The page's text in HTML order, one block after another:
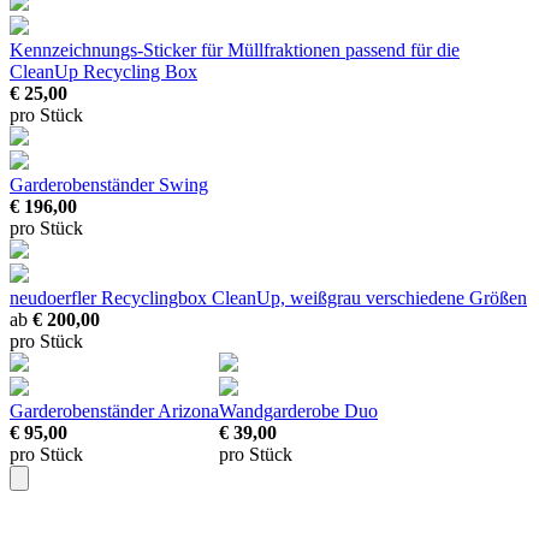
Kennzeichnungs-Sticker für Müllfraktionen passend für die
CleanUp Recycling Box
€ 25,00
pro Stück
Garderobenständer Swing
€ 196,00
pro Stück
neudoerfler Recyclingbox CleanUp, weißgrau verschiedene Größen
ab € 200,00
pro Stück
Garderobenständer Arizona
€ 95,00
pro Stück
Wandgarderobe Duo
€ 39,00
pro Stück